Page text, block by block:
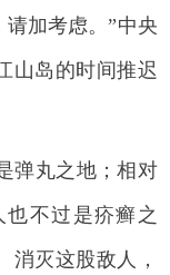
加考虑。”中央
山岛的时间推迟
弹丸之地；相对
不过是疥癣之
消灭这股敌人，